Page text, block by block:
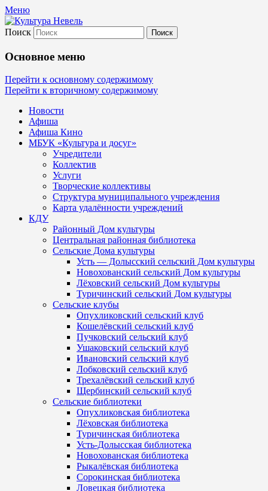
Меню
Культура Невель
МБУК Невельского района "Культура
и досуг"
Поиск
Основное меню
Перейти к основному содержимому
Перейти к вторичному содержимому
Новости
Афиша
Афиша Кино
МБУК «Культура и досуг»
Учредители
Коллектив
Услуги
Творческие коллективы
Структура муниципального учреждения
Карта удалённости учреждений
КДУ
Районный Дом культуры
Центральная районная библиотека
Сельские Дома культуры
Усть — Долысский сельский Дом культуры
Новохованский сельский Дом культуры
Лёховский сельский Дом культуры
Туричинский сельский Дом культуры
Сельские клубы
Опухликовский сельский клуб
Кошелёвский сельский клуб
Пучковский сельский клуб
Ушаковский сельский клуб
Ивановский сельский клуб
Лобковский сельский клуб
Трехалёвский сельский клуб
Щербинский сельский клуб
Сельские библиотеки
Опухликовская библиотека
Лёховская библиотека
Туричинская библиотека
Усть-Долысская библиотека
Новохованская библиотека
Рыкалёвская библиотека
Сорокинская библиотека
Ловецкая библиотека